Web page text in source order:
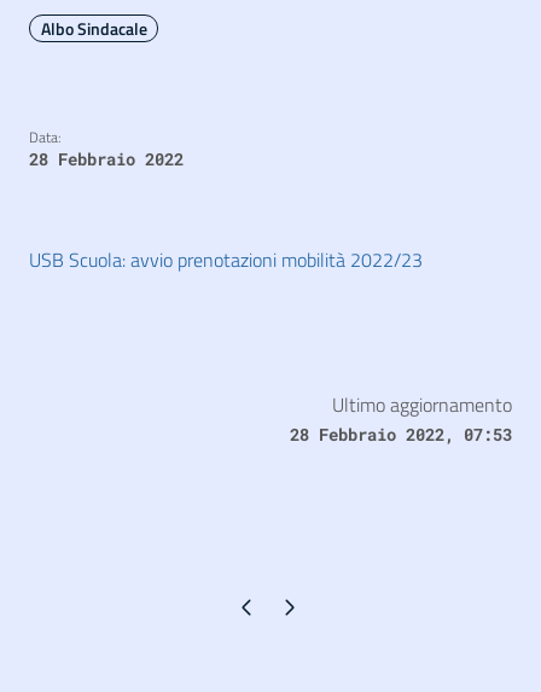
Albo Sindacale
Data:
28 Febbraio 2022
USB Scuola: avvio prenotazioni mobilità 2022/23
Ultimo aggiornamento
28 Febbraio 2022, 07:53
Pagina precedente
Pagina successiva